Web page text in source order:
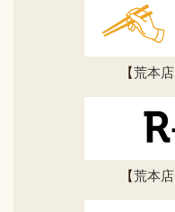
【荒本店
【荒本店